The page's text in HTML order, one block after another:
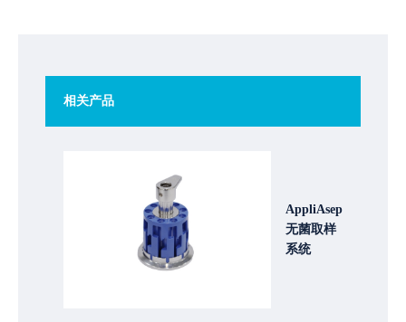
相关产品
AppliAsep
无菌取样
系统